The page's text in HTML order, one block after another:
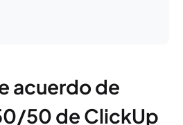
acuerdo de
50 de ClickUp